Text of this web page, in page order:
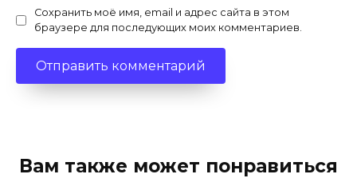
Сохранить моё имя, email и адрес сайта в этом
браузере для последующих моих комментариев.
Вам также может понравиться